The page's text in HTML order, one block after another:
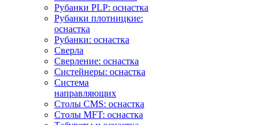
Рубанки PLP: оснастка
Рубанки плотницкие:
оснастка
Рубанки: оснастка
Сверла
Сверление: оснастка
Систейнеры: оснастка
Система
направляющих
Столы CMS: оснастка
Столы MFT: оснастка